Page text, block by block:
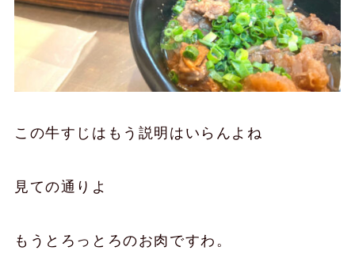
この牛すじはもう説明はいらんよね
見ての通りよ
もうとろっとろのお肉ですわ。